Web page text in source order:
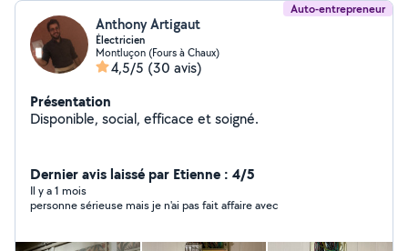
Auto-entrepreneur
Anthony Artigaut
Électricien
Montluçon (Fours à Chaux)
4,5/5 (30 avis)
Présentation
Disponible, social, efficace et soigné.
Dernier avis laissé par Etienne : 4/5
Il y a 1 mois
personne sérieuse mais je n'ai pas fait affaire avec